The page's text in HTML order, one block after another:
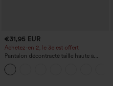
€31,95 EUR
Achetez-en 2, le 3e est offert
Pantalon décontracté taille haute à
cordon, coupe large en mélange de lin,
avec poches